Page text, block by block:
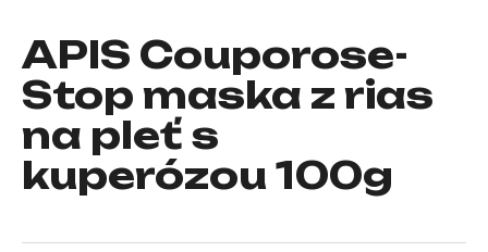
APIS Couporose-
Stop maska z rias
na pleť s
kuperózou 100g
j
s
ť
?
HĽADAŤ